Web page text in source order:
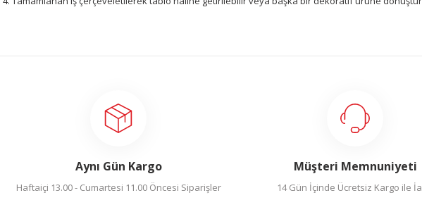
Ürün açıklamasında eksik bilgiler bulunuyor.
Ürün fiyatı diğer sitelerden daha pahalı.
Bu ürüne benzer farklı alternatifler olmalı.
Aynı Gün Kargo
Haftaiçi 13.00 - Cumartesi 11.00 Öncesi Siparişler
Müşteri Memnuniyeti
14 Gün İçinde Ücretsiz Kargo ile